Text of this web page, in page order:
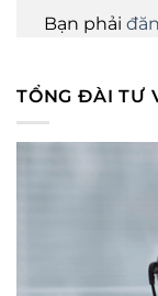
Bạn phải
TỔNG ĐÀI TƯ